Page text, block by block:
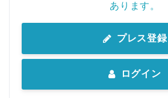
あります。
プレス登録
ログイン